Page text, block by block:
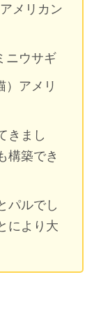
メリカン
ニウサギ
）アメリ
きまし
構築でき
パルでし
により大